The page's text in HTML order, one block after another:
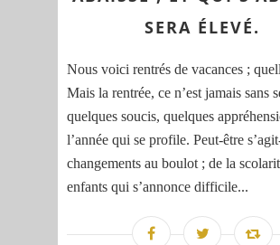
SERA ÉLEVÉ.
Nous voici rentrés de vacances ;
Mais la rentrée, ce n’est jamais sans
quelques soucis, quelques
l’année qui se profile. Peut-être
changements au boulot ; de la
enfants qui s’annonce difficile...